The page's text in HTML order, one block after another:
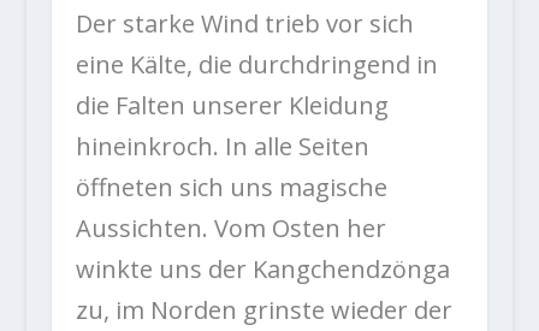
Der starke Wind trieb vor sich
eine Kälte, die durchdringend in
die Falten unserer Kleidung
hineinkroch. In alle Seiten
öffneten sich uns magische
Aussichten. Vom Osten her
winkte uns der Kangchendzönga
zu, im Norden grinste wieder der